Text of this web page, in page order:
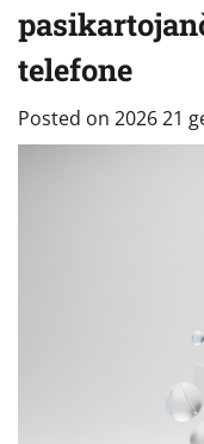
telefone
Posted on 2026 21